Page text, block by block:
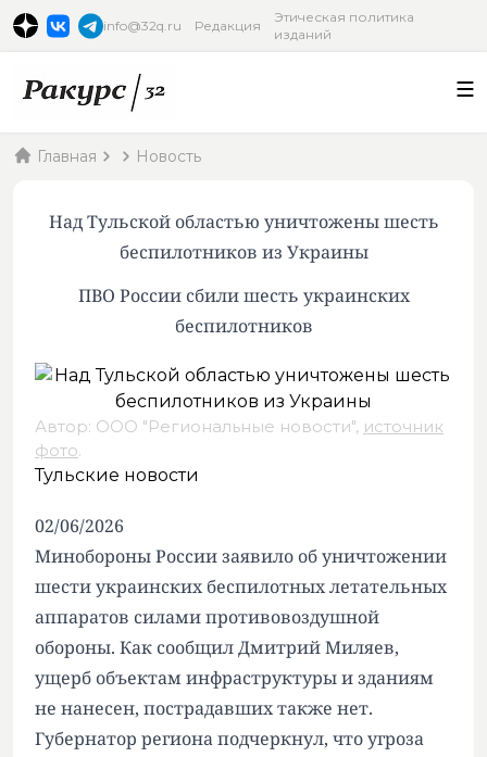
info@32q.ru Редакция
Этическая политика
изданий
Главная Новость
Над Тульской областью уничтожены шесть
беспилотников из Украины
ПВО России сбили шесть украинских
беспилотников
Автор: ООО "Региональные новости", источник
фото.
Тульские новости
02/06/2026
Минобороны России заявило об уничтожении
шести украинских беспилотных летательных
аппаратов силами противовоздушной
обороны. Как сообщил Дмитрий Миляев,
ущерб объектам инфраструктуры и зданиям
не нанесен, пострадавших также нет.
Губернатор региона подчеркнул, что угроза